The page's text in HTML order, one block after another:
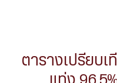
ตารางเปรียบ